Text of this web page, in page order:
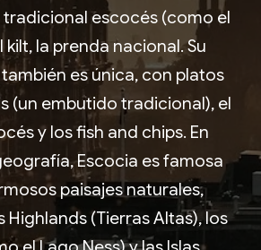
tradicional escocés (como el
kilt, la prenda nacional. Su
es única, con platos
(un embutido tradicional), el
y los fish and chips. En
Escocia es famosa
paisajes naturales,
Highlands (Tierras Altas), los